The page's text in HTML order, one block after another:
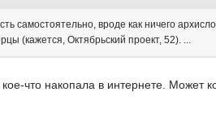
самостоятельно, вроде как ничего
(кажется, Октябрьский проект, 52). ...
что накопала в интернете. Может